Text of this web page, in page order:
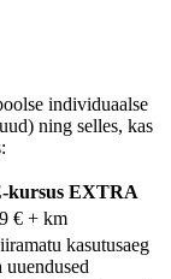
individuaalse
ning selles, kas
kursus EXTRA
€ + km
kasutusaeg
uuendused